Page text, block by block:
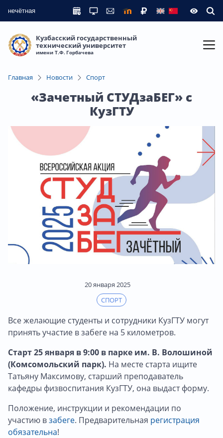
нечётная
Кузбасский государственный
технический университет
имени Т.Ф. Горбачева
Главная Новости Спорт
«Зачетный СТУДзаБЕГ» с
КузГТУ
20 января 2025
СПОРТ
Все желающие студенты и сотрудники КузГТУ могут
принять участие в забеге на 5 километров.
Старт 25 января в 9:00 в парке им. В. Волошиной
(Комсомольский парк). На месте старта ищите
Татьяну Максимову, старший преподаватель
кафедры физвоспитания КузГТУ, она выдаст форму.
Положение, инструкции и рекомендации по
участию взабеге. Предварительная регистрация
обязательна!